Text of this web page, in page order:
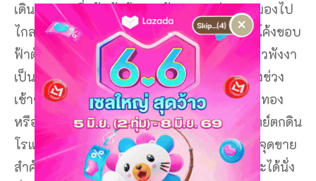
เดินทางมาเพื่อสัมผัสด้วยตาตัวเองเลยค่ะ หากมองไป
ไกลๆ ระหว่างจิบกาแฟ เราจะเห็นท้องฟ้าใสๆ โค้งขอบ
ฟ้าตัดกับยอดเขาหินปูนที่โผล่พ้นผืนน้ำทะเลอ่าวพังงา
เป็นภาพพาโนรามาที่สวยจนแทบลืมหายใจ ยิ่งช่วง
เช้าๆ จะได้เห็นแสงอาทิตย์แรกจับขอบฟ้าเป็นสีทอง
หรือถ้ามาช่วงเย็นก็จะได้บรรยากาศพระอาทิตย์ตกดิน
โรแมนติกไปอีกแบบหนึ่ง ถือเป็นโลเคชันที่เป็นจุดขาย
สำคัญของร้านคาเฟ่แห่งนี้เลยค่ะ เพราะลูกค้าจะได้นั่ง
×